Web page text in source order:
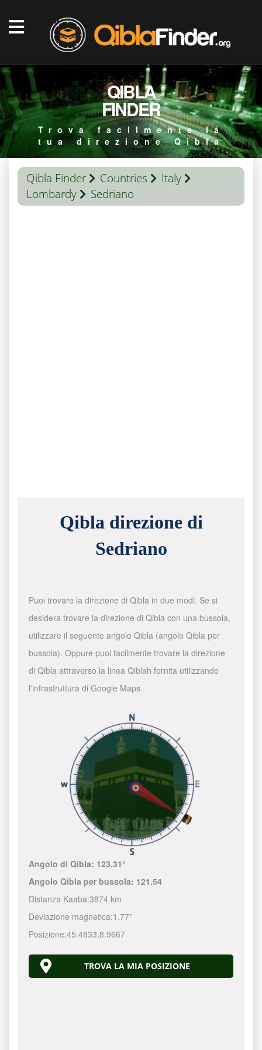
QIBLA
FINDER
Trova facilmente la
tua direzione Qibla
Qibla Finder Countries
Italy
Lombardy
Sedriano
Qibla direzione di
Sedriano
Puoi trovare la direzione di Qibla in due modi. Se si
desidera trovare la direzione di Qibla con una bussola,
utilizzare il seguente angolo Qibla (angolo Qibla per
bussola). Oppure puoi facilmente trovare la direzione
di Qibla attraverso la linea Qiblah fornita utilizzando
l'infrastruttura di Google Maps.
Angolo di Qibla: 123.31°
Angolo Qibla per bussola: 121.54
Distanza Kaaba:3874 km
Deviazione magnetica:1.77°
Posizione:45.4833,8.9667
TROVA LA MIA POSIZIONE